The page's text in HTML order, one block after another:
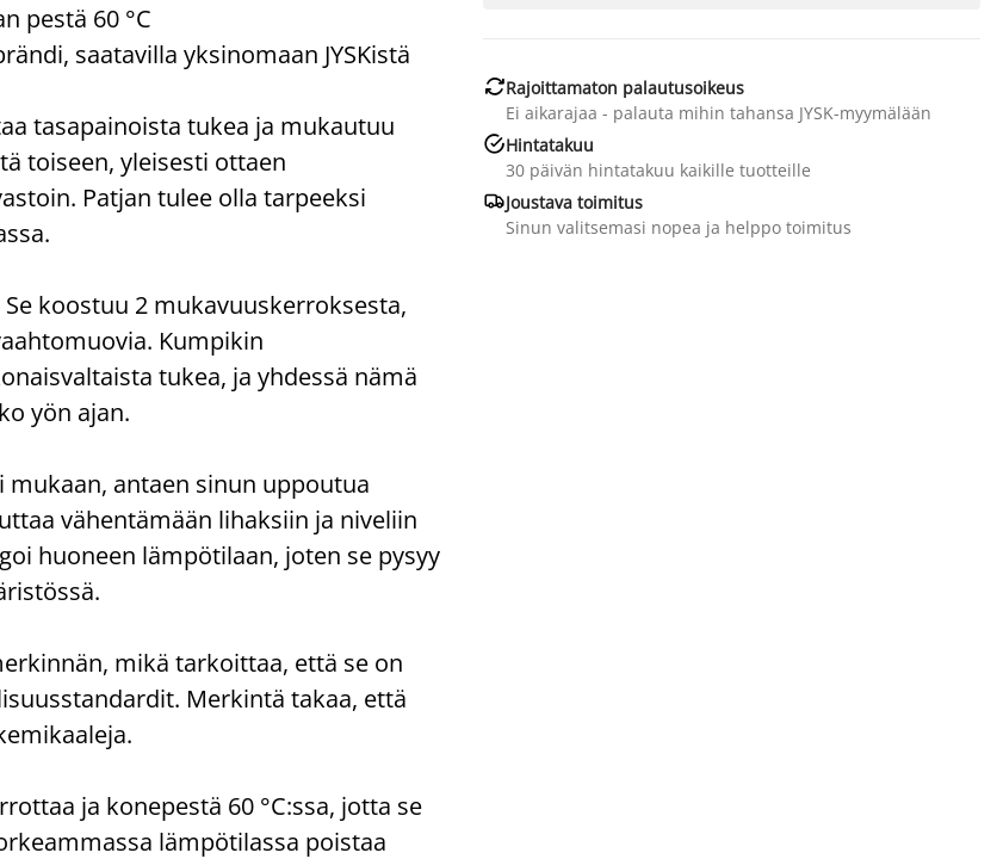
pestä 60 °C
saatavilla yksinomaan JYSKistä
tasapainoista tukea ja mukautuu
toiseen, yleisesti ottaen
Patjan tulee olla tarpeeksi
koostuu 2 mukavuuskerroksesta,
Kumpikin
tukea, ja yhdessä nämä
yön ajan.
antaen sinun uppoutua
vähentämään lihaksiin ja niveliin
huoneen lämpötilaan, joten se pysyy
mikä tarkoittaa, että se on
Merkintä takaa, että
ja konepestä 60 °C:ssa, jotta se
lämpötilassa poistaa
Rajoittamaton palautusoikeus
Ei aikarajaa - palauta mihin tahansa JYSK-myymälään
Hintatakuu
30 päivän hintatakuu kaikille tuotteille
Joustava toimitus
Sinun valitsemasi nopea ja helppo toimitus